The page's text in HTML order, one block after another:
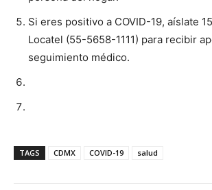
Si eres positivo a COVID-19, aíslate
Locatel (55-5658-1111) para recibir
seguimiento médico.
TAGS CDMX COVID-19 salud